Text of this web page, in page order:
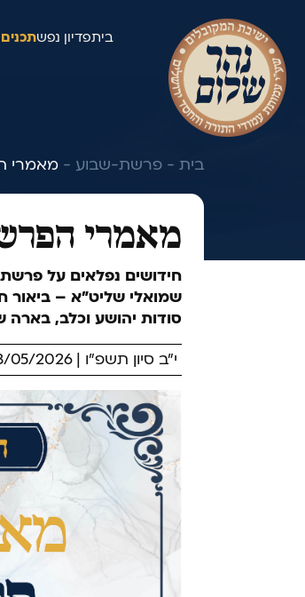
תכניםפדיון נפשבית
בית - פרשת-שבוע - מאמרי
מאמרי
חידושים נפלאים על
שמואלי שליט״א –
סודות יהושע וכלב, בארה
י"ב סיון תשפ"ו | 28/05/2026 | 21:09